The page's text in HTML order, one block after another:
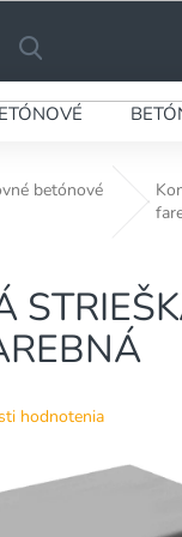
betónové
hodnotenia